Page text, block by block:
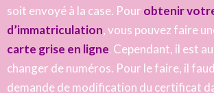
soit envoyé à la case. Pour obtenir
d’immatriculation, vous pouvez faire
carte grise en ligne. Cependant, il est
changer de numéros. Pour le faire, il
demande de modification du certificat